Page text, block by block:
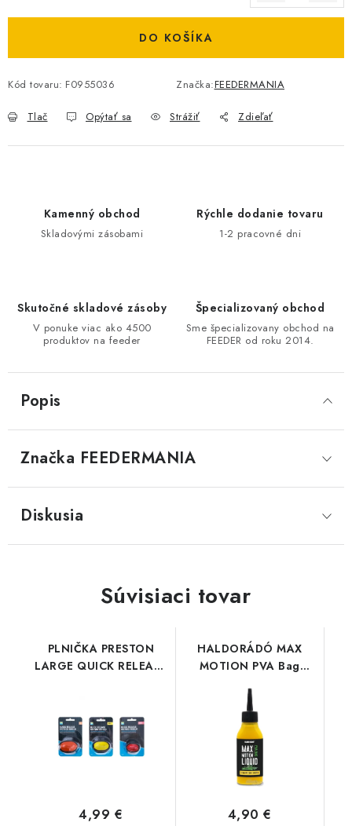
MOJA OBJEDNÁVKA
VRATKY - ODSTÚPENIE OD ZMLUVY - REKLAMACIU
ZNAČKY
DO KOŠÍKA
Kód tovaru: F0955036 Značka:FEEDERMANIA
Tlač Opýtať sa Strážiť Zdieľať
Kamenný obchod
Skladovými zásobami
Rýchle dodanie tovaru
1-2 pracovné dni
Skutočné skladové zásoby
V ponuke viac ako 4500
produktov na feeder
Špecializovaný obchod
Sme špecializovany obchod na
FEEDER od roku 2014.
Popis
Značka FEEDERMANIA
Diskusia
Súvisiaci tovar
PLNIČKA PRESTON
LARGE QUICK RELEASE
4,99 €
HALDORÁDÓ MAX
MOTION PVA Bag
Corn
4,90 €